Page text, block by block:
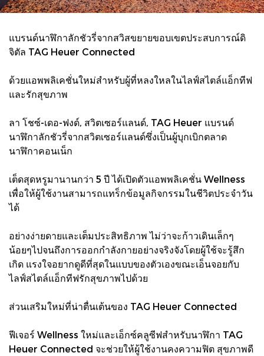
แบรนด์นาฬิกาลักชัวรี่จากสวิสขยายขอบเขตประสบการณ์ดิ
จิตัล TAG Heuer Connected
ด้วยแอพพลิเคชั่นใหม่สำหรับผู้ที่หลงใหลในไลฟ์สไตล์แอ็กทีฟ
และรักสุขภาพ
ลา โชซ์-เดอ-ฟงด์, สวิตเซอร์แลนด์, TAG Heuer แบรนด์
นาฬิกาลักชัวรี่จากสวิตเซอร์แลนด์ซึ่งเป็นผู้บุกเบิกตลาด
นาฬิกาคอนเน็ก
เต็ดสุดหรูมานานกว่า 5 ปี ได้เปิดตัวแอพพลิเคชั่น Wellness
เพื่อให้ผู้ใช้งานสามารถแทร็กข้อมูลกิจกรรมในชีวิตประจำวัน
ได้
อย่างง่ายดายและเต็มประสิทธิภาพ ไม่ว่าจะก้าวเดินเล็กๆ
น้อยๆไปจนถึงการออกกำลังกายอย่างจริงจังโดยผู้ใช้จะรู้สึก
เกิด แรงใจอยากดูดีที่สุดในแบบของตัวเองขณะเอ็นจอยกับ
ไลฟ์สไตล์แอ็กทีฟรักสุขภาพไปด้วย
ส่วนเสริมใหม่ที่น่าตื่นเต้นของ TAG Heuer Connected
ฟีเจอร์ Wellness ใหม่และเอ็กซ์คลูซีฟสำหรับนาฬิกา TAG
Heuer Connected จะช่วยให้ผู้ใช้งานคงความฟิต สุขภาพดี